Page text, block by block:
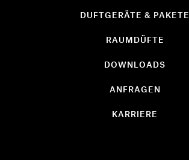
DUFTGERÄTE & PAKETE
RAUMDÜFTE
DOWNLOADS
ANFRAGEN
KARRIERE